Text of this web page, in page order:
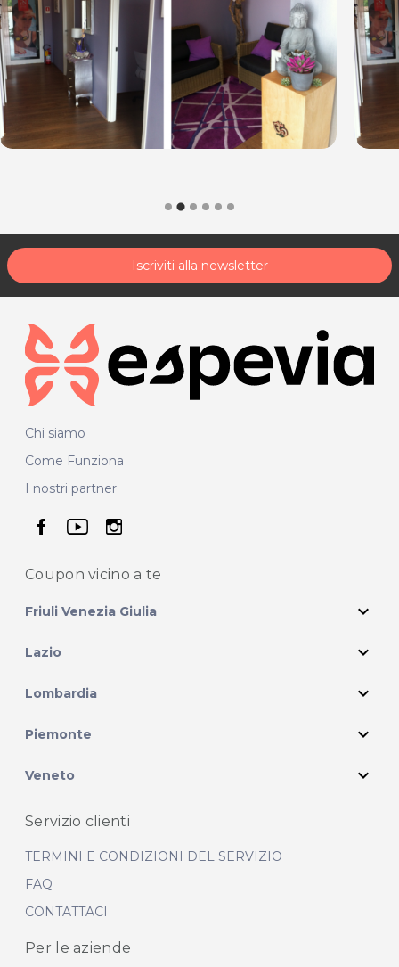
Iscriviti alla newsletter
Chi siamo
Come Funziona
I nostri partner
seguici su facebook
seguici su youtube
seguici su instagram
Coupon vicino a te
Friuli Venezia Giulia expand_more
Lazio expand_more
Lombardia expand_more
Piemonte expand_more
Veneto expand_more
Servizio clienti
TERMINI E CONDIZIONI DEL SERVIZIO
FAQ
CONTATTACI
Per le aziende